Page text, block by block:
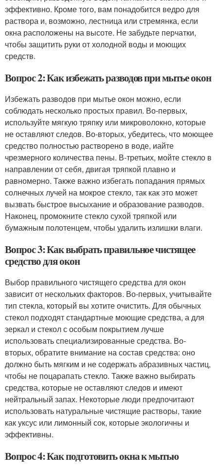
эффективно. Кроме того, вам понадобится ведро для
раствора и, возможно, лестница или стремянка, если
окна расположены на высоте. Не забудьте перчатки,
чтобы защитить руки от холодной воды и моющих
средств.
Вопрос 2: Как избежать разводов при мытье окон
Избежать разводов при мытье окон можно, если
соблюдать несколько простых правил. Во-первых,
используйте мягкую тряпку или микроволокно, которые
не оставляют следов. Во-вторых, убедитесь, что моющее
средство полностью растворено в воде, иайте
чрезмерного количества пены. В-третьих, мойте стекло в
направлении от себя, двигая тряпкой плавно и
равномерно. Также важно избегать попадания прямых
солнечных лучей на мокрое стекло, так как это может
вызвать быстрое высыхание и образование разводов.
Наконец, промокните стекло сухой тряпкой или
бумажным полотенцем, чтобы удалить излишки влаги.
Вопрос 3: Как выбрать правильное чистящее
средство для окон
Выбор правильного чистящего средства для окон
зависит от нескольких факторов. Во-первых, учитывайте
тип стекла, который вы хотите очистить. Для обычных
стекол подходят стандартные моющие средства, а для
зеркал и стекол с особым покрытием лучше
использовать специализированные средства. Во-
вторых, обратите внимание на состав средства: оно
должно быть мягким и не содержать абразивных частиц,
чтобы не поцарапать стекло. Также важно выбирать
средства, которые не оставляют следов и имеют
нейтральный запах. Некоторые люди предпочитают
использовать натуральные чистящие растворы, такие
как уксус или лимонный сок, которые экологичны и
эффективны.
Вопрос 4: Как подготовить окна к мытью